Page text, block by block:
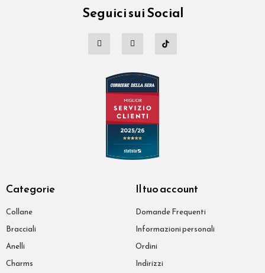
Seguici sui Social
Categorie
Collane
Bracciali
Anelli
Charms
Il tuo account
Domande Frequenti
Informazioni personali
Ordini
Indirizzi